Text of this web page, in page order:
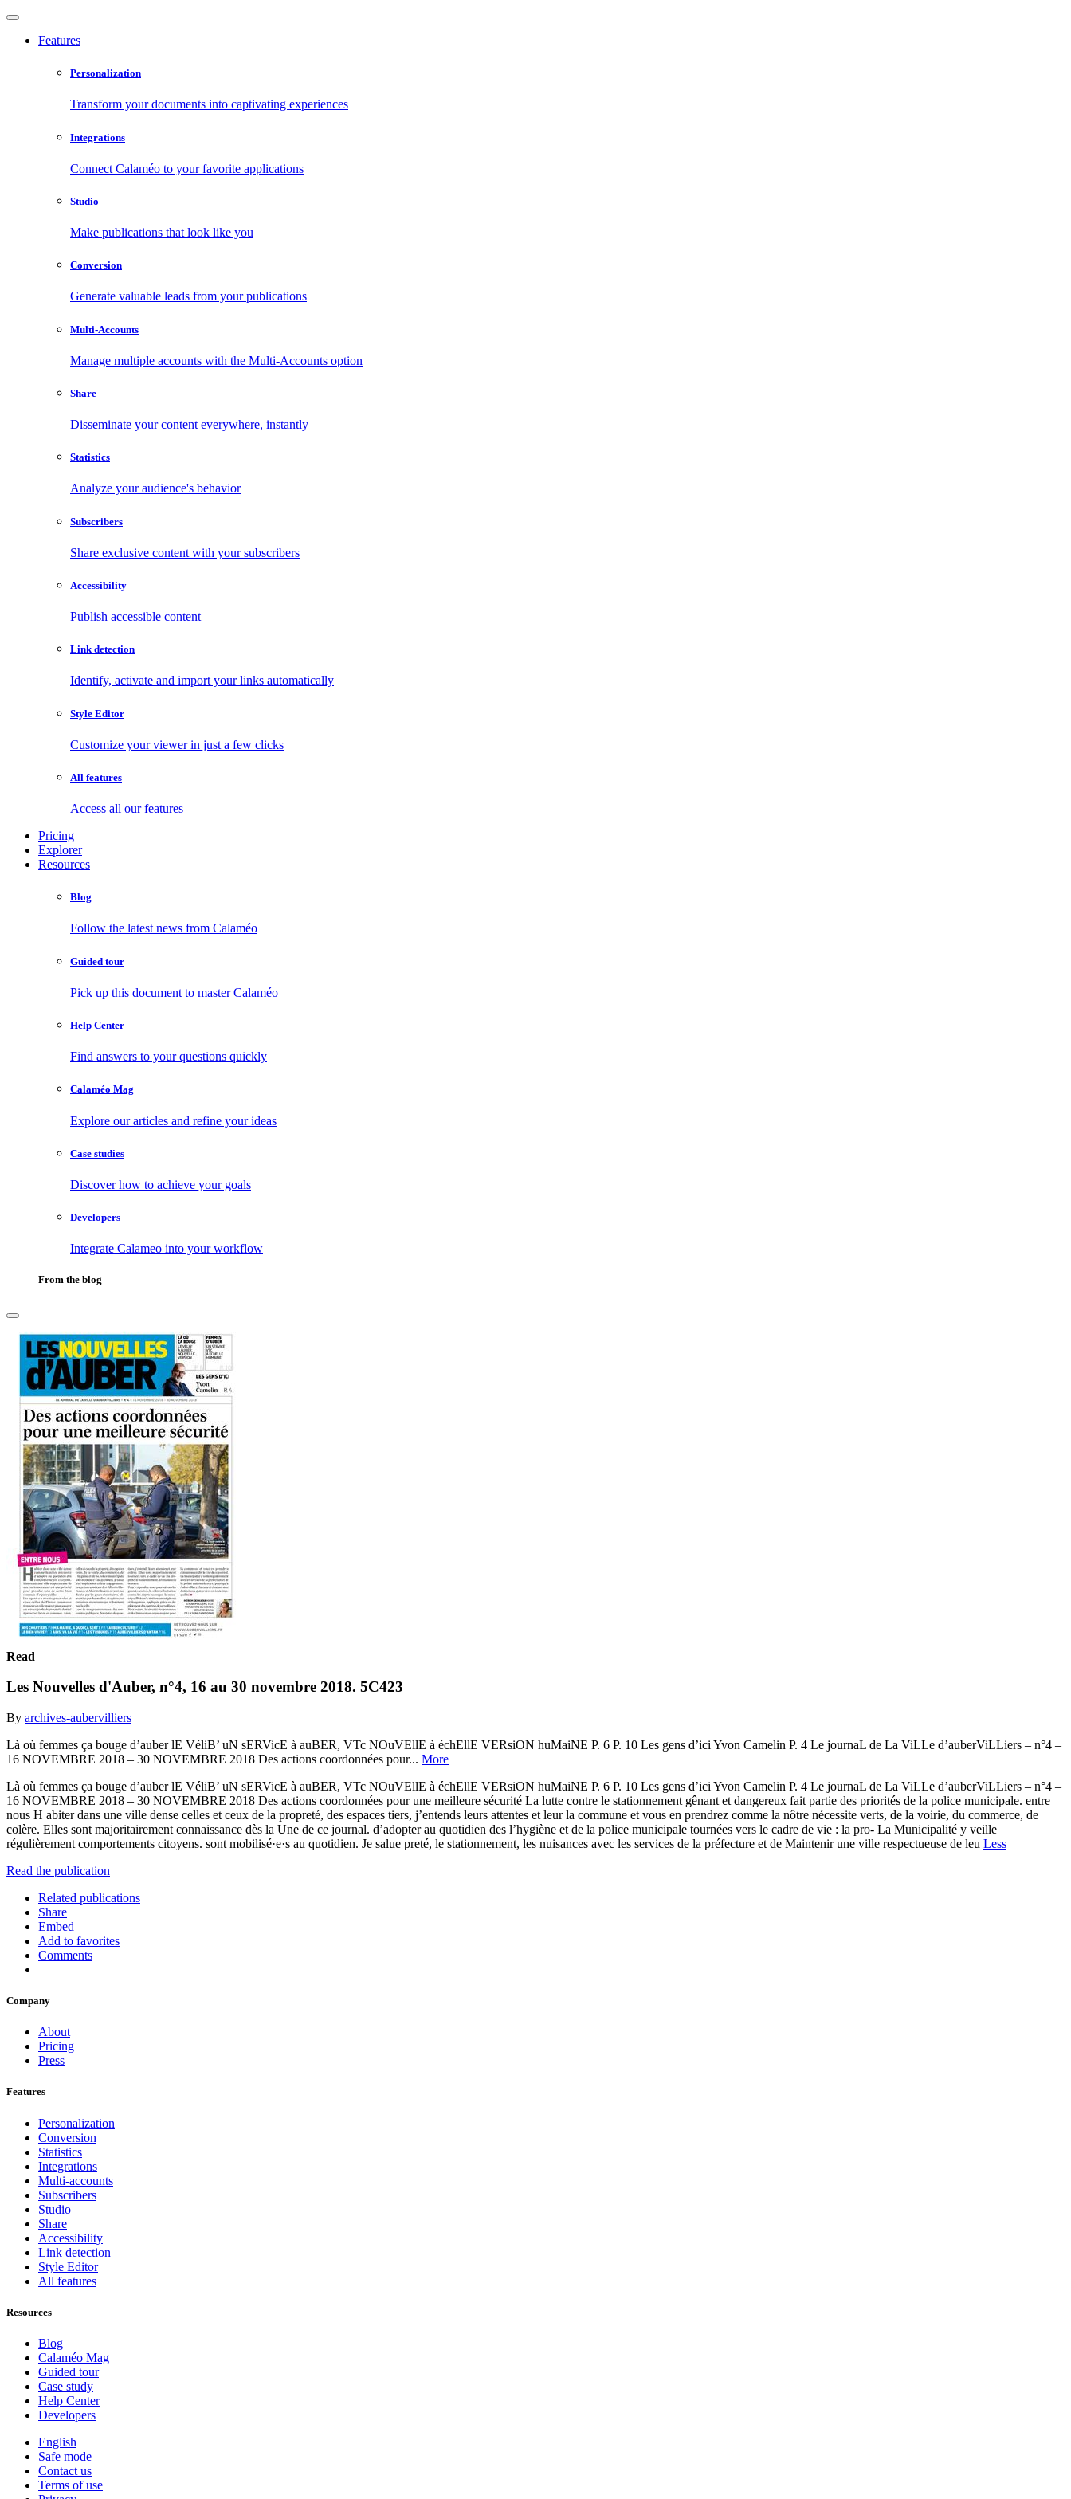
Features
Personalization
Transform your documents into captivating experiences
Integrations
Connect Calaméo to your favorite applications
Studio
Make publications that look like you
Conversion
Generate valuable leads from your publications
Multi-Accounts
Manage multiple accounts with the Multi-Accounts option
Share
Disseminate your content everywhere, instantly
Statistics
Analyze your audience's behavior
Subscribers
Share exclusive content with your subscribers
Accessibility
Publish accessible content
Link detection
Identify, activate and import your links automatically
Style Editor
Customize your viewer in just a few clicks
All features
Access all our features
Pricing
Explorer
Resources
Blog
Follow the latest news from Calaméo
Guided tour
Pick up this document to master Calaméo
Help Center
Find answers to your questions quickly
Calaméo Mag
Explore our articles and refine your ideas
Case studies
Discover how to achieve your goals
Developers
Integrate Calameo into your workflow
From the blog
Read
Les Nouvelles d'Auber, n°4, 16 au 30 novembre 2018. 5C423
By archives-aubervilliers
Là où femmes ça bouge d’auber lE VéliB’ uN sERVicE à auBER, VTc NOuVEllE à échEllE VERsiON huMaiNE P. 6 P. 10 Les gens d’ici Yvon Camelin P. 4 Le journaL de La ViLLe d’auberViLLiers – n°4 –
16 NOVEMBRE 2018 – 30 NOVEMBRE 2018 Des actions coordonnées pour... More
Là où femmes ça bouge d’auber lE VéliB’ uN sERVicE à auBER, VTc NOuVEllE à échEllE VERsiON huMaiNE P. 6 P. 10 Les gens d’ici Yvon Camelin P. 4 Le journaL de La ViLLe d’auberViLLiers – n°4 –
16 NOVEMBRE 2018 – 30 NOVEMBRE 2018 Des actions coordonnées pour une meilleure sécurité La lutte contre le stationnement gênant et dangereux fait partie des priorités de la police municipale. entre
nous H abiter dans une ville dense celles et ceux de la propreté, des espaces tiers, j’entends leurs attentes et leur la commune et vous en prendrez comme la nôtre nécessite verts, de la voirie, du commerce, de
colère. Elles sont majoritairement connaissance dès la Une de ce journal. d’adopter au quotidien des l’hygiène et de la police municipale tournées vers le cadre de vie : la pro- La Municipalité y veille
régulièrement comportements citoyens. sont mobilisé·e·s au quotidien. Je salue preté, le stationnement, les nuisances avec les services de la préfecture et de Maintenir une ville respectueuse de leu Less
Read the publication
Related publications
Share
Embed
Add to favorites
Comments
Company
About
Pricing
Press
Features
Personalization
Conversion
Statistics
Integrations
Multi-accounts
Subscribers
Studio
Share
Accessibility
Link detection
Style Editor
All features
Resources
Blog
Calaméo Mag
Guided tour
Case study
Help Center
Developers
English
Safe mode
Contact us
Terms of use